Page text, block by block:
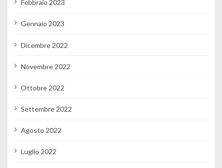
Febbraio 2023
Gennaio 2023
Dicembre 2022
Novembre 2022
Ottobre 2022
Settembre 2022
Agosto 2022
Luglio 2022